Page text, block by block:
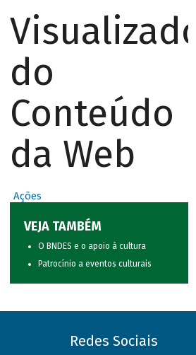
Visualizador
do
Conteúdo
da Web
Ações
VEJA TAMBÉM
O BNDES e o apoio à cultura
Patrocínio a eventos culturais
Redes Sociais